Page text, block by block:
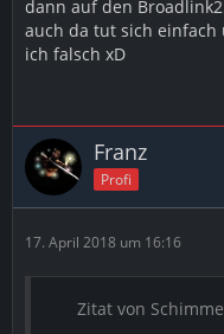
dann auf den
auch da tut sich
ich falsch xD
Franz
Profi
17. April 2018 um 16:16
Zitat von